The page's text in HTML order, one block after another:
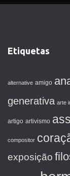
Etiquetas
alternative amigo
generativa arte
artigo artivismo
compositor
exposição